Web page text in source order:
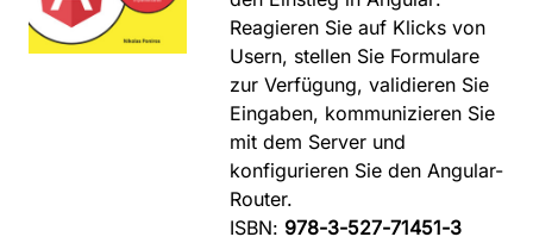
Reagieren Sie auf Klicks von
Usern, stellen Sie Formulare
zur Verfügung, validieren Sie
Eingaben, kommunizieren Sie
mit dem Server und
konfigurieren Sie den Angular-
Router.
ISBN: 978-3-527-71451-3